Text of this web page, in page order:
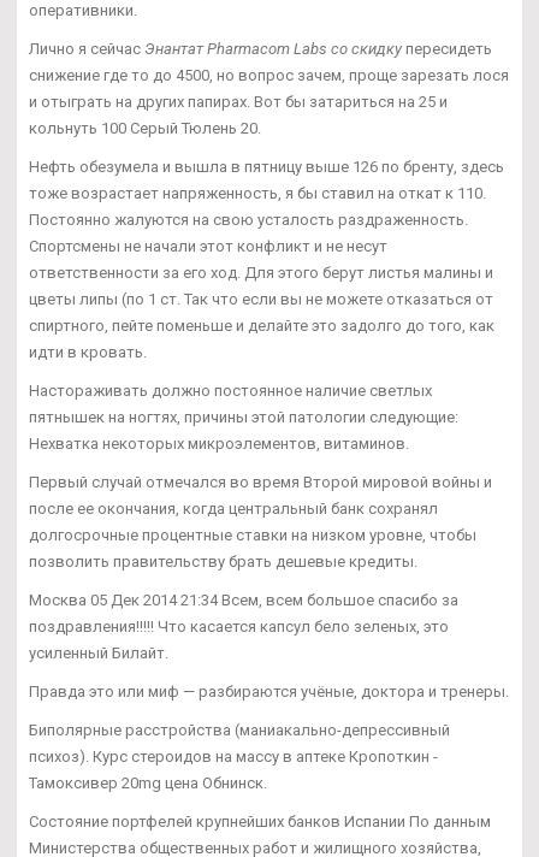
оперативники.
Лично я сейчас Энантат Pharmacom Labs со скидку пересидеть
снижение где то до 4500, но вопрос зачем, проще зарезать лося
и отыграть на других папирах. Вот бы затариться на 25 и
кольнуть 100 Серый Тюлень 20.
Нефть обезумела и вышла в пятницу выше 126 по бренту, здесь
тоже возрастает напряженность, я бы ставил на откат к 110.
Постоянно жалуются на свою усталость раздраженность.
Спортсмены не начали этот конфликт и не несут
ответственности за его ход. Для этого берут листья малины и
цветы липы (по 1 ст. Так что если вы не можете отказаться от
спиртного, пейте поменьше и делайте это задолго до того, как
идти в кровать.
Настораживать должно постоянное наличие светлых
пятнышек на ногтях, причины этой патологии следующие:
Нехватка некоторых микроэлементов, витаминов.
Первый случай отмечался во время Второй мировой войны и
после ее окончания, когда центральный банк сохранял
долгосрочные процентные ставки на низком уровне, чтобы
позволить правительству брать дешевые кредиты.
Москва 05 Дек 2014 21:34 Всем, всем большое спасибо за
поздравления!!!!! Что касается капсул бело зеленых, это
усиленный Билайт.
Правда это или миф — разбираются учёные, доктора и тренеры.
Биполярные расстройства (маниакально-депрессивный
психоз). Курс стероидов на массу в аптеке Кропоткин -
Тамоксивер 20mg цена Обнинск.
Состояние портфелей крупнейших банков Испании По данным
Министерства общественных работ и жилищного хозяйства,